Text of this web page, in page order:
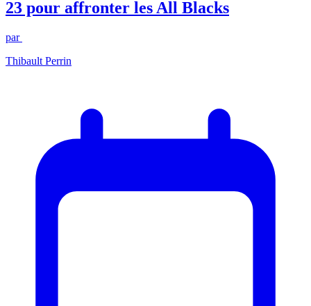
23 pour affronter les All Blacks
par
Thibault Perrin